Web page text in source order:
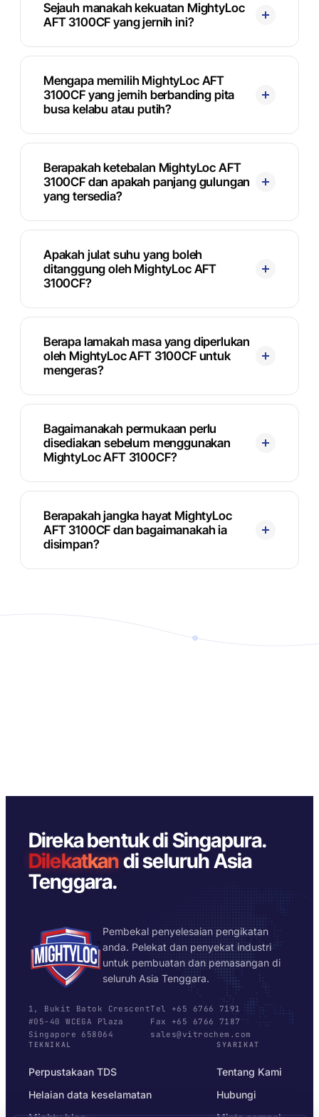
Sejauh manakah kekuatan MightyLoc
AFT 3100CF yang jernih ini?
Mengapa memilih MightyLoc AFT
3100CF yang jernih berbanding pita
busa kelabu atau putih?
Berapakah ketebalan MightyLoc AFT
3100CF dan apakah panjang gulungan
yang tersedia?
Apakah julat suhu yang boleh
ditanggung oleh MightyLoc AFT
3100CF?
Berapa lamakah masa yang diperlukan
oleh MightyLoc AFT 3100CF untuk
mengeras?
Bagaimanakah permukaan perlu
disediakan sebelum menggunakan
MightyLoc AFT 3100CF?
Berapakah jangka hayat MightyLoc
AFT 3100CF dan bagaimanakah ia
disimpan?
Direka bentuk di Singapura.
Dilekatkandi seluruh Asia
Tenggara.
Pembekal penyelesaian pengikatan
anda. Pelekat dan penyekat industri
untuk pembuatan dan pemasangan di
seluruh Asia Tenggara.
1, Bukit Batok Crescent
#05-40 WCEGA Plaza
Singapore 658064
Tel +65 6766 7191
Fax +65 6766 7187
sales@vitrochem.com
TEKNIKAL
Perpustakaan TDS
Helaian data keselamatan
SYARIKAT
Tentang Kami
Hubungi